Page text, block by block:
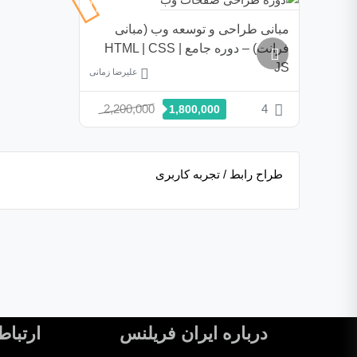
تخفیف
مبانی طراحی و توسعه وب (مبانی
فرانت) – دوره جامع HTML | CSS |
JS
علیرضا زمانی
4
2,200,000 1,800,000
طراح رابط / تجربه کاربری
درباره ایران فریلنس